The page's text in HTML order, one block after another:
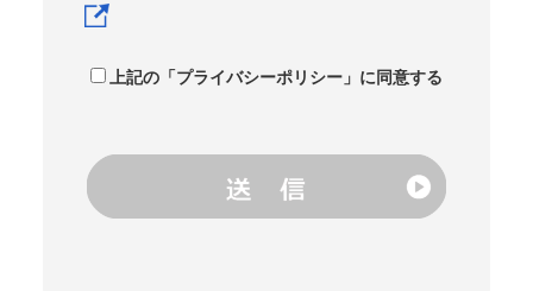
上記の「プライバシーポリシー」に同意する